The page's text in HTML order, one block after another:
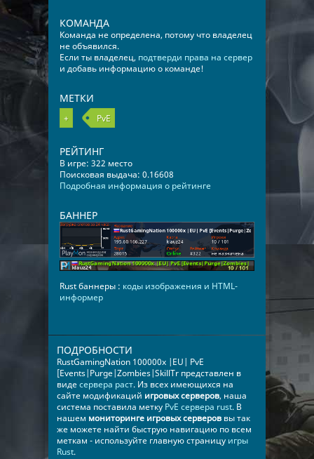
КОМАНДА
Команда не определена, потому что владелец
не объявился.
Если ты владелец, подтверди права на сервер
и добавь информацию о команде!
МЕТКИ
+ PvE
РЕЙТИНГ
В игре: 322 место
Поисковая выдача: 0.16608
Подробная информация о рейтинге
БАННЕР
Rust баннеры : коды изображения и HTML-
информер
ПОДРОБНОСТИ
RustGamingNation 100000x |EU| PvE
[Events|Purge|Zombies|SkillTr представлен в
видесервера раст. Из всех имеющихся на
сайте модификаций игровых серверов, наша
система поставила метку PvE сервера rust. В
нашем мониторинге игровых серверов вы так
же можете найти быструю навигацию по всем
меткам - используйте главную страницу игры
Rust.